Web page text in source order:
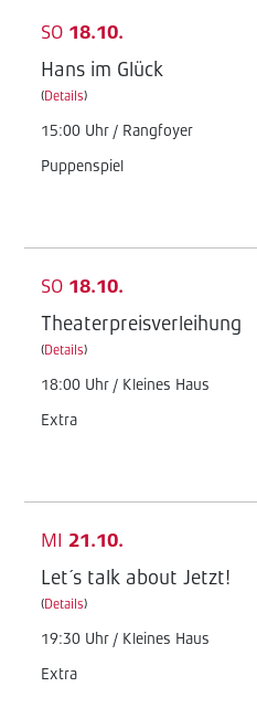
SO 18.10.
Hans im Glück
(Details)
15:00 Uhr / Rangfoyer
Puppenspiel
SO 18.10.
Theaterpreisverleihung
(Details)
18:00 Uhr / Kleines Haus
Extra
MI 21.10.
Let´s talk about Jetzt!
(Details)
19:30 Uhr / Kleines Haus
Extra